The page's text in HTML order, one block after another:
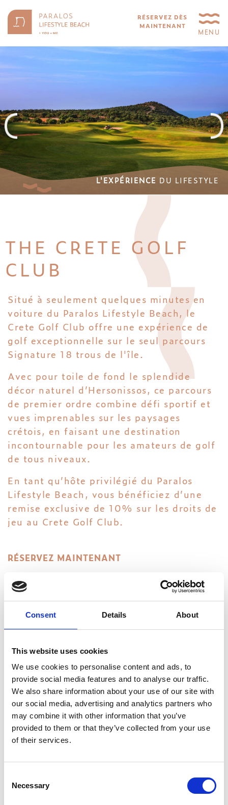
Consent Details About
This website uses cookies
We use cookies to personalise content and ads, to
provide social media features and to analyse our traffic.
We also share information about your use of our site with
our social media, advertising and analytics partners who
may combine it with other information that you’ve
provided to them or that they’ve collected from your use
of their services.
Selection
Necessary
RÉSERVEZ DÈS
MAINTENANT
MENU
L'EXPÉRIENCE DU LIFESTYLE
THE CRETE GOLF
CLUB
Situé à seulement quelques minutes en
voiture du Paralos Lifestyle Beach, le
Crete Golf Club offre une expérience de
golf exceptionnelle sur le seul parcours
Signature 18 trous de l'île.
Avec pour toile de fond le splendide
décor naturel d’Hersonissos, ce parcours
de premier ordre combine défi sportif et
vues imprenables sur les paysages
crétois, en faisant une destination
incontournable pour les amateurs de golf
de tous niveaux.
En tant qu’hôte privilégié du Paralos
Lifestyle Beach, vous bénéficiez d’une
remise exclusive de 10% sur les droits de
jeu au Crete Golf Club.
RÉSERVEZ MAINTENANT
VOIR AUSSI
EXCURSIONS
BIEN-ÊTRE & SPA
FITNESS & ACTIVITÉS
THE CRETE GOLF CLUB
LOCATION DE VOITURE